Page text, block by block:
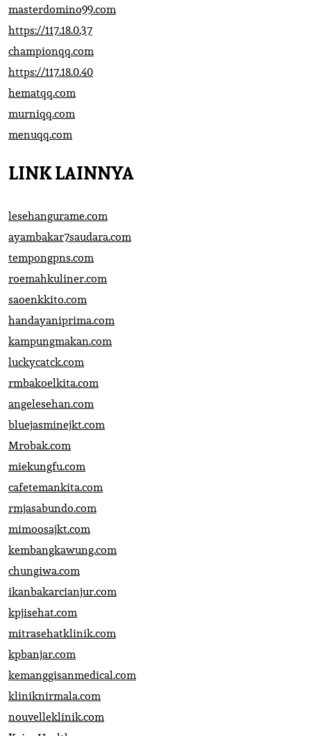
masterdomino99.com
https://117.18.0.37
championqq.com
https://117.18.0.40
hematqq.com
murniqq.com
menuqq.com
LINK LAINNYA
lesehangurame.com
ayambakar7saudara.com
tempongpns.com
roemahkuliner.com
saoenkkito.com
handayaniprima.com
kampungmakan.com
luckycatck.com
rmbakoelkita.com
angelesehan.com
bluejasminejkt.com
Mrobak.com
miekungfu.com
cafetemankita.com
rmjasabundo.com
mimoosajkt.com
kembangkawung.com
chungiwa.com
ikanbakarcianjur.com
kpjisehat.com
mitrasehatklinik.com
kpbanjar.com
kemanggisanmedical.com
kliniknirmala.com
nouvelleklinik.com